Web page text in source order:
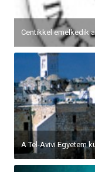
Centikkel emelkedik
A Tel-Avivi Egyetem